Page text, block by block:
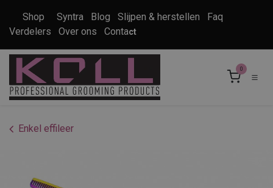
Shop Syntra Blog Slijpen & herstellen
Faq
Verdelers
Over ons Contact
0
Enkel effileer